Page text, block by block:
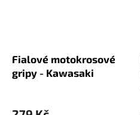
Fialové motokrosové
gripy - Kawasaki